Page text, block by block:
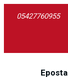
05427760955
Eposta